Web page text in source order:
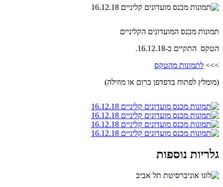
תמונות מכנס המועדונים הקליניים
הטקס התקיים ב-16.12.18.
>>> לתמונות מהטקס
(מומלץ לפתוח בדפדפן כרום או מוזילה)
גלריות נוספות